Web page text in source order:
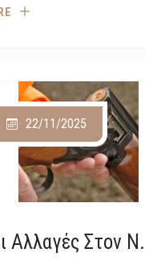
Αλλαγές Στον
22/11/2025